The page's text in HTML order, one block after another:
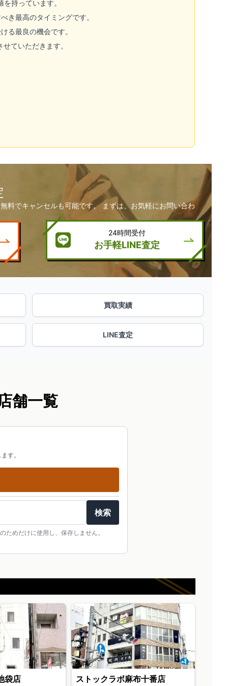
持っています。
き最高のタイミングです。
る最良の機会です。
ていただきます。
料でキャンセルも可能です。 まずは、お気軽にお問い合わ
24時間受付
お手軽LINE査定
買取実績
LINE査定
舗一覧
す。
検索
めだけに使用し、保存しません。
袋店 ストックラボ麻布十番店